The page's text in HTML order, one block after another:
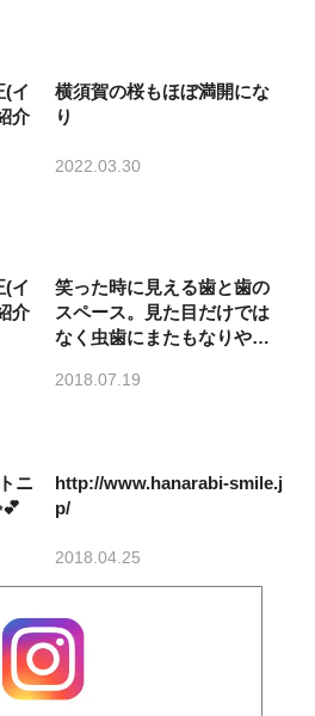
(イ
介
横須賀の桜もほぼ満開にな
り
2022.03.30
(イ
介
笑った時に見える歯と歯の
スペース。見た目だけでは
なく虫歯にまたもなりやす
2018.07.19
ニ
http://www.hanarabi-smile.j
p/
2018.04.25